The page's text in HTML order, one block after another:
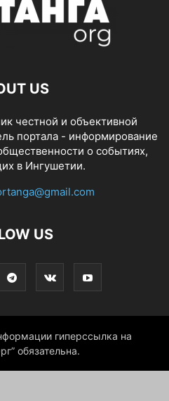
US
честной и объективной
портала - информирование
о событиях,
в Ингушетии.
US
гиперссылка на
обязательна.